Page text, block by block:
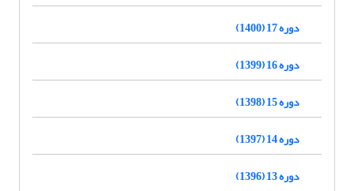
دوره 17 (1400)
دوره 16 (1399)
دوره 15 (1398)
دوره 14 (1397)
دوره 13 (1396)